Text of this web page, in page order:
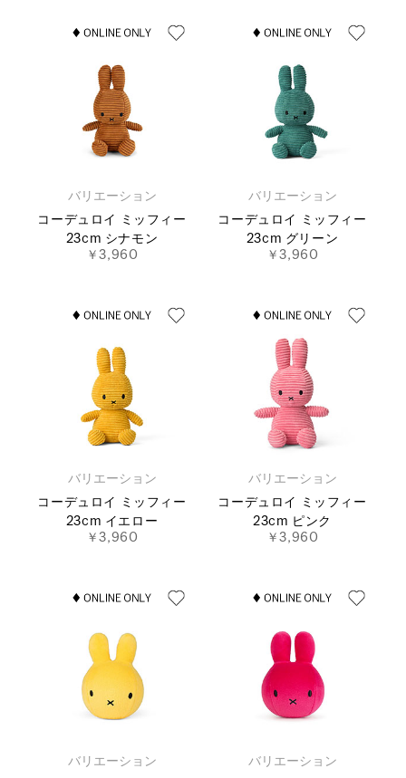
バリエーション
コーデュロイ ミッフィー
23cm シナモン
￥3,960
バリエーション
コーデュロイ ミッフィー
23cm グリーン
￥3,960
バリエーション
コーデュロイ ミッフィー
23cm イエロー
￥3,960
バリエーション
コーデュロイ ミッフィー
23cm ピンク
￥3,960
バリエーション
バリエーション